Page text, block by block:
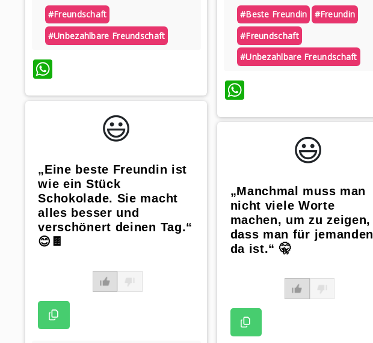
#freundschaft
#unbezahlbare Freundschaft
WhatsApp
😃️
„Eine beste Freundin ist
wie ein Stück
Schokolade. Sie macht
alles besser und
verschönert deinen Tag.“
😊🍫
#beste Freundin
#freundin
#freundschaft
#unbezahlbare Freundschaft
WhatsApp
😃️
„Manchmal muss man
nicht viele Worte
machen, um zu zeigen,
dass man für jemanden
da ist.“ 🤫